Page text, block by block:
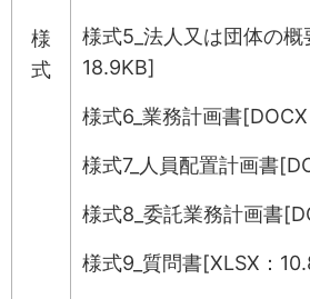
様
式
様式5_法人又は団体の概
18.9KB]
様式6_業務計画書
様式7_人員配置計画書
様式8_委託業務計画書
様式9_質問書[XLSX：